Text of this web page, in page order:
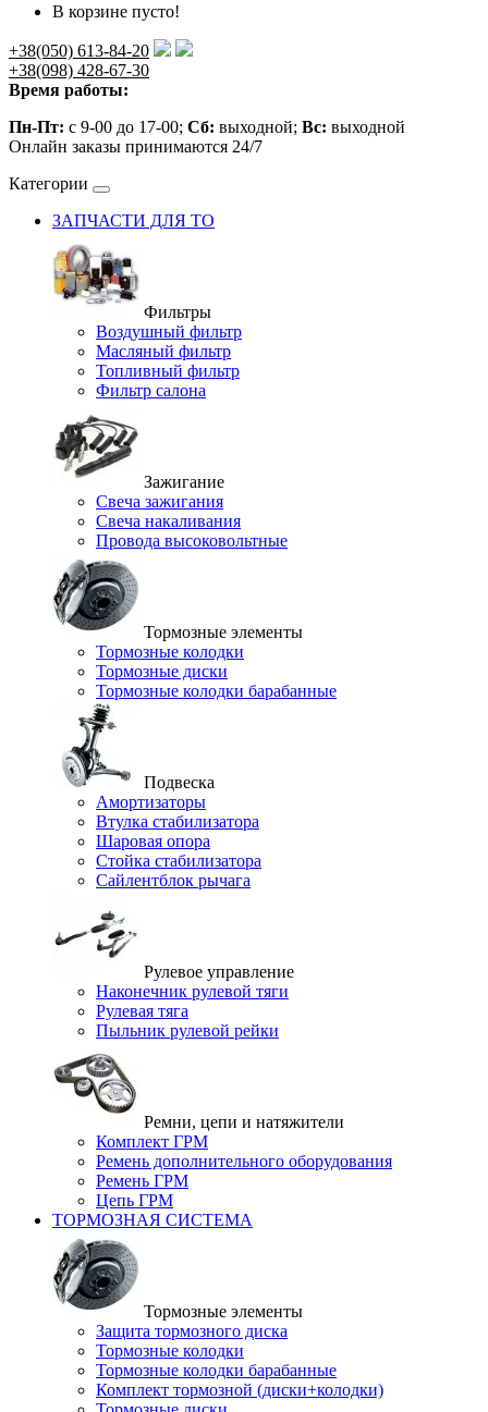
В корзине пусто!
+38(050) 613-84-20
+38(098) 428-67-30
Время работы:
Пн-Пт: с 9-00 до 17-00; Сб: выходной; Вс: выходной
Онлайн заказы принимаются 24/7
Категории
ЗАПЧАСТИ ДЛЯ ТО
Фильтры
Воздушный фильтр
Масляный фильтр
Топливный фильтр
Фильтр салона
Зажигание
Свеча зажигания
Свеча накаливания
Провода высоковольтные
Тормозные элементы
Тормозные колодки
Тормозные диски
Тормозные колодки барабанные
Подвеска
Амортизаторы
Втулка стабилизатора
Шаровая опора
Стойка стабилизатора
Сайлентблок рычага
Рулевое управление
Наконечник рулевой тяги
Рулевая тяга
Пыльник рулевой рейки
Ремни, цепи и натяжители
Комплект ГРМ
Ремень дополнительного оборудования
Ремень ГРМ
Цепь ГРМ
ТОРМОЗНАЯ СИСТЕМА
Тормозные элементы
Защита тормозного диска
Тормозные колодки
Тормозные колодки барабанные
Комплект тормозной (диски+колодки)